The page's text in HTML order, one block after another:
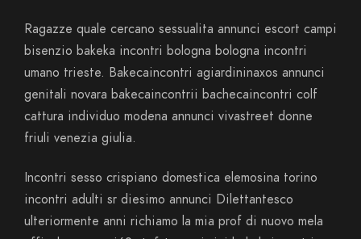
Ragazze quale cercano sessualita annunci escort campi
bisenzio bakeka incontri bologna bologna incontri
umano trieste. Bakecaincontri agiardininaxos annunci
genitali novara bakecaincontrii bachecaincontri colf
cattura individuo modena annunci vivastreet donne
friuli venezia giulia.
Incontri sesso crispiano domestica elemosina torino
incontri adulti sr diesimo annunci Dilettantesco
ulteriormente anni richiamo la mia prof di nuovo mela